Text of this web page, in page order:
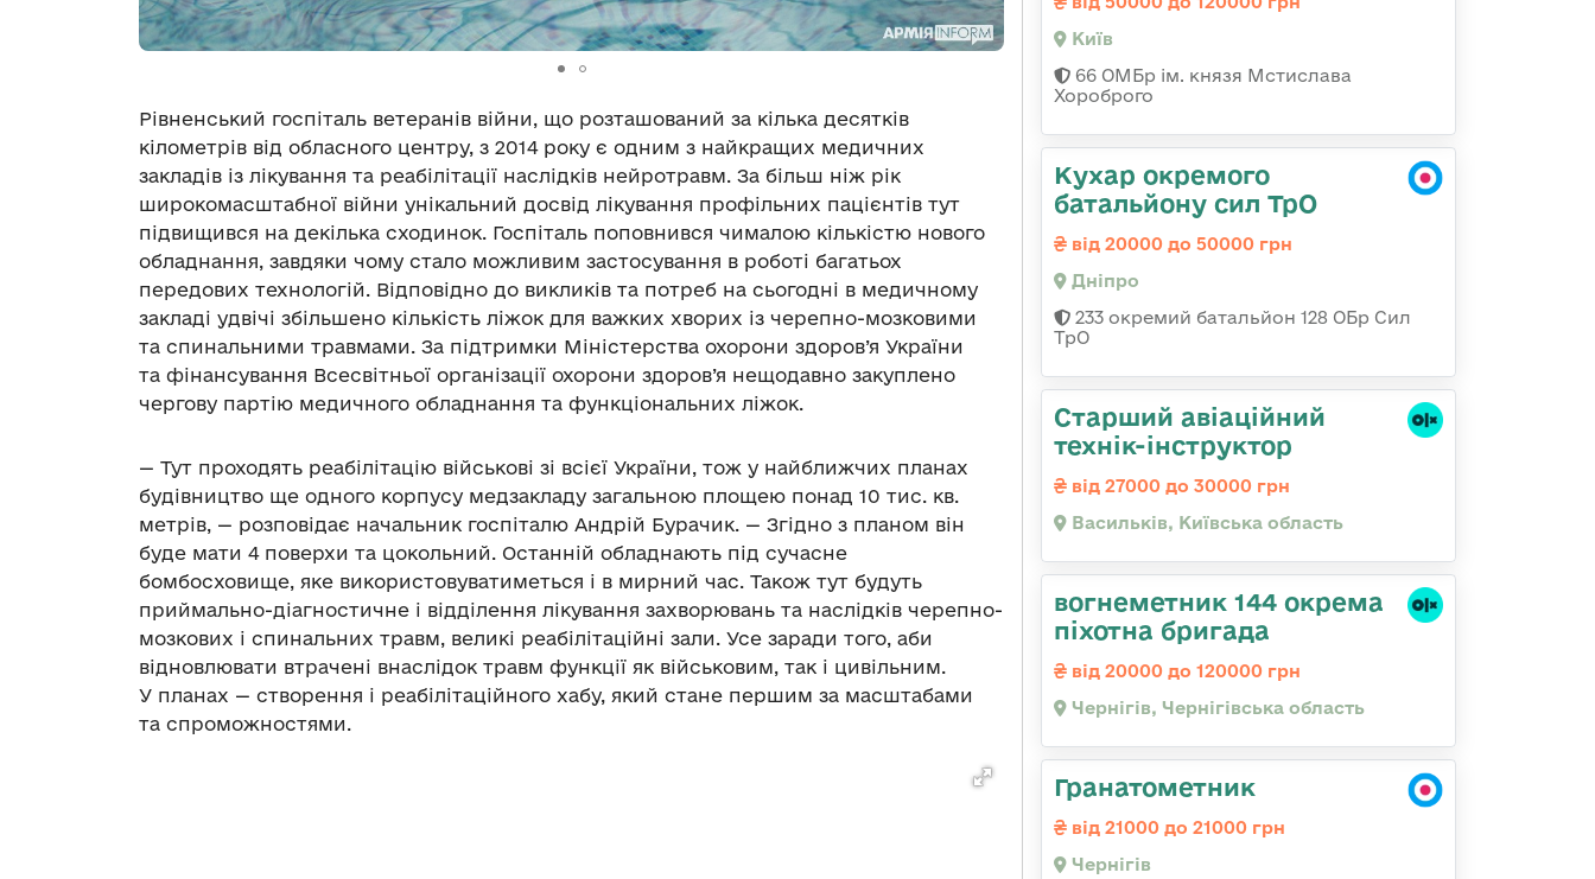
Рівненський госпіталь ветеранів війни, що розташований за кілька десятків
кілометрів від обласного центру, з 2014 року є одним з найкращих медичних
закладів із лікування та реабілітації наслідків нейротравм. За більш ніж рік
широкомасштабної війни унікальний досвід лікування профільних пацієнтів тут
підвищився на декілька сходинок. Госпіталь поповнився чималою кількістю нового
обладнання, завдяки чому стало можливим застосування в роботі багатьох
передових технологій. Відповідно до викликів та потреб на сьогодні в медичному
закладі удвічі збільшено кількість ліжок для важких хворих із черепно-мозковими
та спинальними травмами. За підтримки Міністерства охорони здоров’я України
та фінансування Всесвітньої організації охорони здоров’я нещодавно закуплено
чергову партію медичного обладнання та функціональних ліжок.
— Тут проходять реабілітацію військові зі всієї України, тож у найближчих планах
будівництво ще одного корпусу медзакладу загальною площею понад 10 тис. кв.
метрів, — розповідає начальник госпіталю Андрій Бурачик. — Згідно з планом він
буде мати 4 поверхи та цокольний. Останній обладнають під сучасне
бомбосховище, яке використовуватиметься і в мирний час. Також тут будуть
приймально-діагностичне і відділення лікування захворювань та наслідків черепно-
мозкових і спинальних травм, великі реабілітаційні зали. Усе заради того, аби
відновлювати втрачені внаслідок травм функції як військовим, так і цивільним.
У планах — створення і реабілітаційного хабу, який стане першим за масштабами
та спроможностями.
Київ
66 ОМБр ім. князя Мстислава
Хороброго
Кухар окремого
батальйону сил ТрО
від 20000 до 50000 грн
Дніпро
233 окремий батальйон 128 ОБр Сил
ТрО
Старший авіаційний
технік-інструктор
від 27000 до 30000 грн
Васильків, Київська область
вогнеметник 144 окрема
піхотна бригада
від 20000 до 120000 грн
Чернігів, Чернігівська область
Гранатометник
від 21000 до 21000 грн
Чернігів